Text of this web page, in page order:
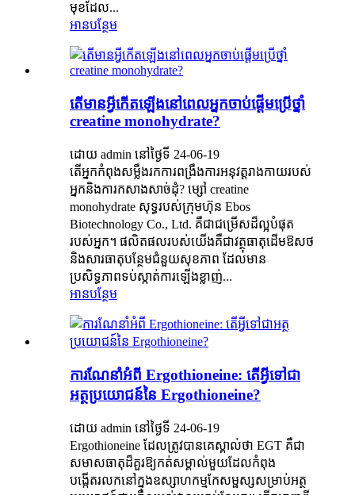
មុខ​ដែល...
អានបន្ថែម
តើមានអ្វីកើតឡើងនៅពេលអ្នកចាប់ផ្តើមប្រើថ្នាំ
creatine monohydrate?
ដោយ admin នៅថ្ងៃទី 24-06-19
តើ​អ្នក​កំពុង​សម្លឹង​រក​ការ​ពង្រឹង​ការ​អនុវត្ត​រាងកាយ​របស់​
អ្នក​និង​ការ​កសាង​សាច់ដុំ​? ម្សៅ creatine
monohydrate សុទ្ធរបស់ក្រុមហ៊ុន Ebos
Biotechnology Co., Ltd. គឺជាជម្រើសដ៏ល្អបំផុត
របស់អ្នក។ ផលិតផលរបស់យើងគឺជាវត្ថុធាតុដើមឱសថ
និងសារធាតុបន្ថែមជំនួយសុខភាព ដែលមាន
ប្រសិទ្ធភាពទប់ស្កាត់ការឡើងខ្លាញ់...
អានបន្ថែម
ការណែនាំអំពី Ergothioneine: តើអ្វីទៅជា
អត្ថប្រយោជន៍នៃ Ergothioneine?
ដោយ admin នៅថ្ងៃទី 24-06-19
Ergothioneine ដែលត្រូវបានគេស្គាល់ថា EGT គឺជា
សមាសធាតុដ៏គួរឱ្យកត់សម្គាល់មួយដែលកំពុង
បង្កើតរលកនៅក្នុងឧស្សាហកម្មកែសម្ផស្សសម្រាប់អត្ថ